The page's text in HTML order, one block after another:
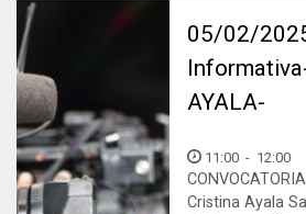
05/02/
AYALA-
11:00 - 12:00
Cristina Ayala